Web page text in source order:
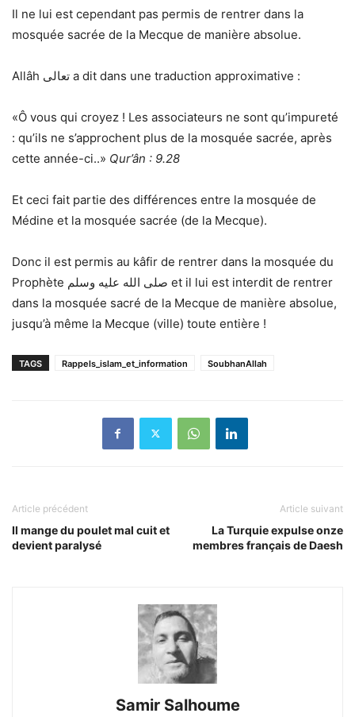
Il ne lui est cependant pas permis de rentrer dans la
mosquée sacrée de la Mecque de manière absolue.
Allâh تعالى a dit dans une traduction approximative :
«Ô vous qui croyez ! Les associateurs ne sont qu’impureté
: qu’ils ne s’approchent plus de la mosquée sacrée, après
cette année-ci..» Qur’ân : 9.28
Et ceci fait partie des différences entre la mosquée de
Médine et la mosquée sacrée (de la Mecque).
Donc il est permis au kâfir de rentrer dans la mosquée du
Prophète صلى الله عليه وسلم et il lui est interdit de rentrer
dans la mosquée sacré de la Mecque de manière absolue,
jusqu’à même la Mecque (ville) toute entière !
TAGS Rappels_islam_et_information SoubhanAllah
Article précédent
Il mange du poulet mal cuit et
devient paralysé
Article suivant
La Turquie expulse onze
membres français de Daesh
Samir Salhoume